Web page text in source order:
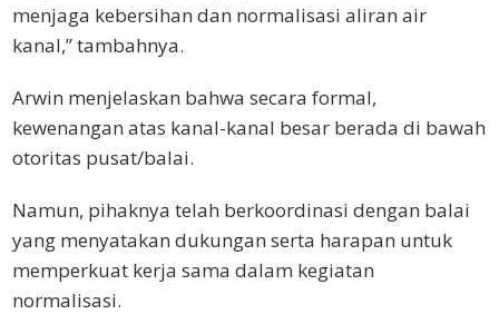
menjaga kebersihan dan normalisasi aliran air
kanal,” tambahnya.
Arwin menjelaskan bahwa secara formal,
kewenangan atas kanal-kanal besar berada di bawah
otoritas pusat/balai.
Namun, pihaknya telah berkoordinasi dengan balai
yang menyatakan dukungan serta harapan untuk
memperkuat kerja sama dalam kegiatan
normalisasi.